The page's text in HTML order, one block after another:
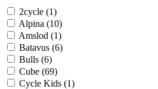
2cycle (1)
Alpina (10)
Amslod (1)
Batavus (6)
Bulls (6)
Cube (69)
Cycle Kids (1)